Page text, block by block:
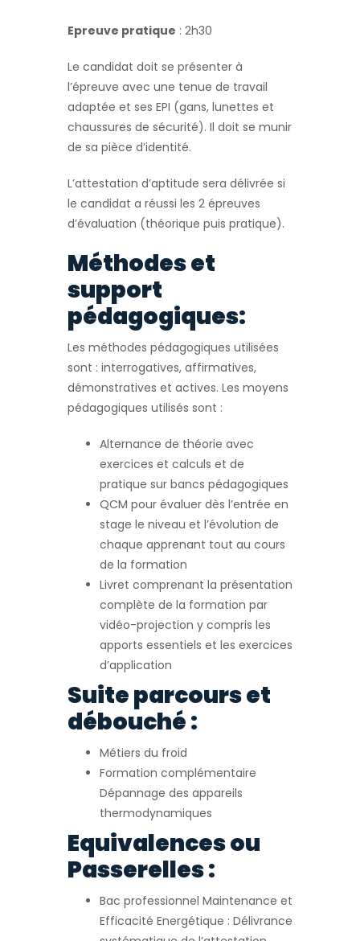
Epreuve pratique : 2h30
Le candidat doit se présenter à
l’épreuve avec une tenue de travail
adaptée et ses EPI (gans, lunettes et
chaussures de sécurité). Il doit se munir
de sa pièce d’identité.
L’attestation d’aptitude sera délivrée si
le candidat a réussi les 2 épreuves
d’évaluation (théorique puis pratique).
Méthodes et
support
pédagogiques:
Les méthodes pédagogiques utilisées
sont : interrogatives, affirmatives,
démonstratives et actives. Les moyens
pédagogiques utilisés sont :
Alternance de théorie avec
exercices et calculs et de
pratique sur bancs pédagogiques
QCM pour évaluer dès l’entrée en
stage le niveau et l’évolution de
chaque apprenant tout au cours
de la formation
Livret comprenant la présentation
complète de la formation par
vidéo-projection y compris les
apports essentiels et les exercices
d’application
Suite parcours et
débouché :
Métiers du froid
Formation complémentaire
Dépannage des appareils
thermodynamiques
Equivalences ou
Passerelles :
Bac professionnel Maintenance et
Efficacité Energétique : Délivrance